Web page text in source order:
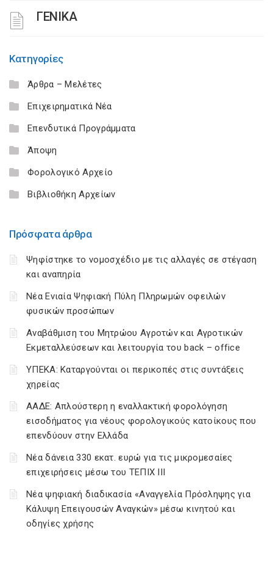
ΓΕΝΙΚΑ
Κατηγορίες
Άρθρα – Μελέτες
Επιχειρηματικά Νέα
Επενδυτικά Προγράμματα
Άποψη
Φορολογικό Αρχείο
Βιβλιοθήκη Αρχείων
Πρόσφατα άρθρα
Ψηφίστηκε το νομοσχέδιο με τις αλλαγές σε στέγαση
και αναπηρία
Νέα Ενιαία Ψηφιακή Πύλη Πληρωμών οφειλών
φυσικών προσώπων
Αναβάθμιση του Μητρώου Αγροτών και Αγροτικών
Εκμεταλλεύσεων και λειτουργία του back – office
ΥΠΕΚΑ: Καταργούνται οι περικοπές στις συντάξεις
χηρείας
ΑΑΔΕ: Απλούστερη η εναλλακτική φορολόγηση
εισοδήματος για νέους φορολογικούς κατοίκους που
επενδύουν στην Ελλάδα
Νέα δάνεια 330 εκατ. ευρώ για τις μικρομεσαίες
επιχειρήσεις μέσω του ΤΕΠΙΧ ΙΙΙ
Νέα ψηφιακή διαδικασία «Αναγγελία Πρόσληψης για
Κάλυψη Επειγουσών Αναγκών» μέσω κινητού και
οδηγίες χρήσης